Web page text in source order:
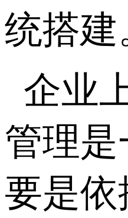
统搭建
企业
管理
要是